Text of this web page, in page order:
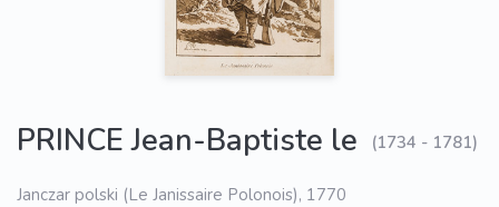
PRINCE Jean-Baptiste le (1734 - 1781)
Janczar polski (Le Janissaire Polonois), 1770